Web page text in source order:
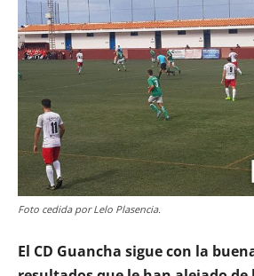
Foto cedida por Lelo Plasencia.
El CD Guancha sigue con la